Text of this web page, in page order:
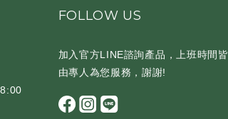
FOLLOW US
加入官方LINE諮詢產品，上班時間皆
由專人為您服務，謝謝!